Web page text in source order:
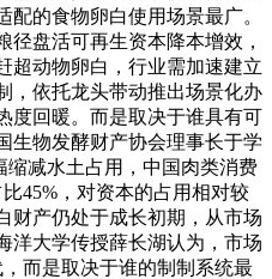
的食物卵白使用场景最广。
盘活可再生资本降本增效，
超动物卵白，行业需加速建立
，依托龙头带动推出场景化办
度回暖。而是取决于谁具有可
生物发酵财产协会理事长于学
缩减水土占用，中国肉类消费
45%，对资本的占用相对较
财产仍处于成长初期，从市场
洋大学传授薛长湖认为，市场
而是取决于谁的制制系统最